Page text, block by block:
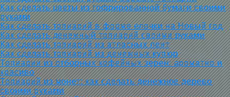
Как сделать цветы из гофрированной бумаги своими
руками
Как сделать топиарий в форме елочки на Новый год
Как сделать денежный топиарий своими руками
Как сделать топиарий из атласных лент
Как сделать топиарий из денежных купюр
Топиарии из отборных кофейных зерен: ароматно и
красиво
Топиарий из монет: как сделать денежное дерево
своими руками